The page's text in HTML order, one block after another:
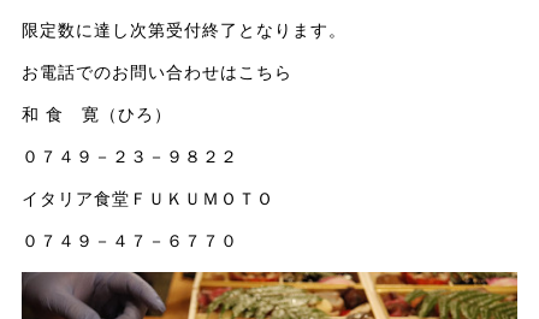
限定数に達し次第受付終了となります。
お電話でのお問い合わせはこちら
和 食 寛（ひろ）
０７４９－２３－９８２２
イタリア食堂ＦＵＫＵＭＯＴＯ
０７４９－４７－６７７０